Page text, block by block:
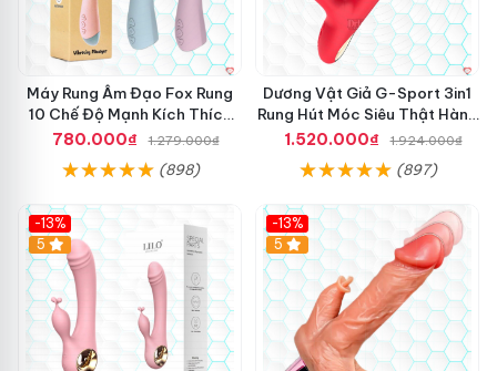
Máy Rung Âm Đạo Fox Rung
10 Chế Độ Mạnh Kích Thích
Cực Sướng
780.000₫ 1.279.000₫
(898)
Dương Vật Giả G-Sport 3in1
Rung Hút Móc Siêu Thật Hàng
Hot
1.520.000₫ 1.924.000₫
(897)
-13%
Hot
5
-13%
Hot
5